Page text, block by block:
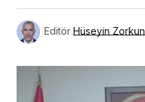
Editör Hüseyin Zorkun